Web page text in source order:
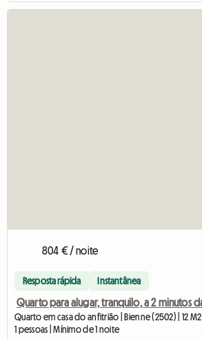
804 € / noite
Resposta rápida Instantânea
Quarto em casa do anfitrião | Bienne (2502) | 12 M2
1 pessoas | Mínimo de 1 noite